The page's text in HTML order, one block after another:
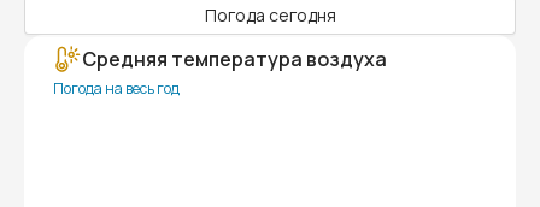
Погода сегодня
Средняя температура воздуха
Погода на весь год